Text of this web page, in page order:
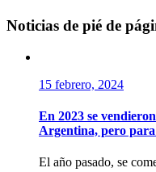
Noticias de pié de
15 febrero, 2024
En 2023 se
Argentina, pero
El año pasado, se